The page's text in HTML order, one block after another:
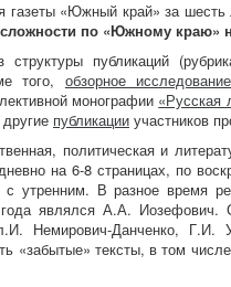
газеты «Южный край» за
по «Южному краю»
структуры публикаций
того, обзорное исследование
монографии «Русская
публикации участников
политическая и
на 6-8 страницах, по
утренним. В разное время
являлся А.А. Иозефович.
Немирович-Данченко,
«забытые» тексты, в том